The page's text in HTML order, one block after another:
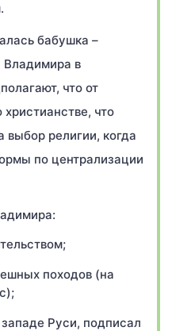
бабушка –
Владимира в
что от
что
выбор религии, когда
по централизации
походов (на
Руси, подписал